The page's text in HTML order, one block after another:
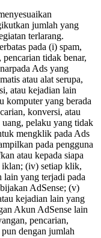
jumlah yang
terlarang.
pada (i) spam,
tidak benar,
Ads yang
atau alat serupa,
atau kejadian lain
komputer yang berada
konversi, atau
pelaku yang tidak
mengklik pada Ads
pada pengguna
atau kepada siapa
iklan; (iv) setiap klik,
lain yang terjadi pada
AdSense; (v)
kejadian lain yang
Akun AdSense lain
pencarian,
dengan jumlah